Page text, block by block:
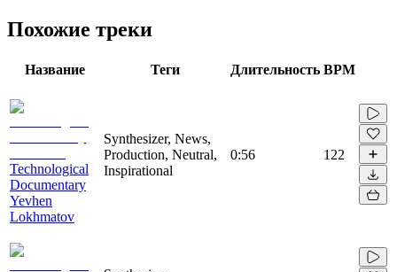
Похожие треки
Название Теги Длительность BPM
Technological
Documentary
Yevhen
Lokhmatov
Synthesizer, News,
Production, Neutral,
Inspirational
0:56 122